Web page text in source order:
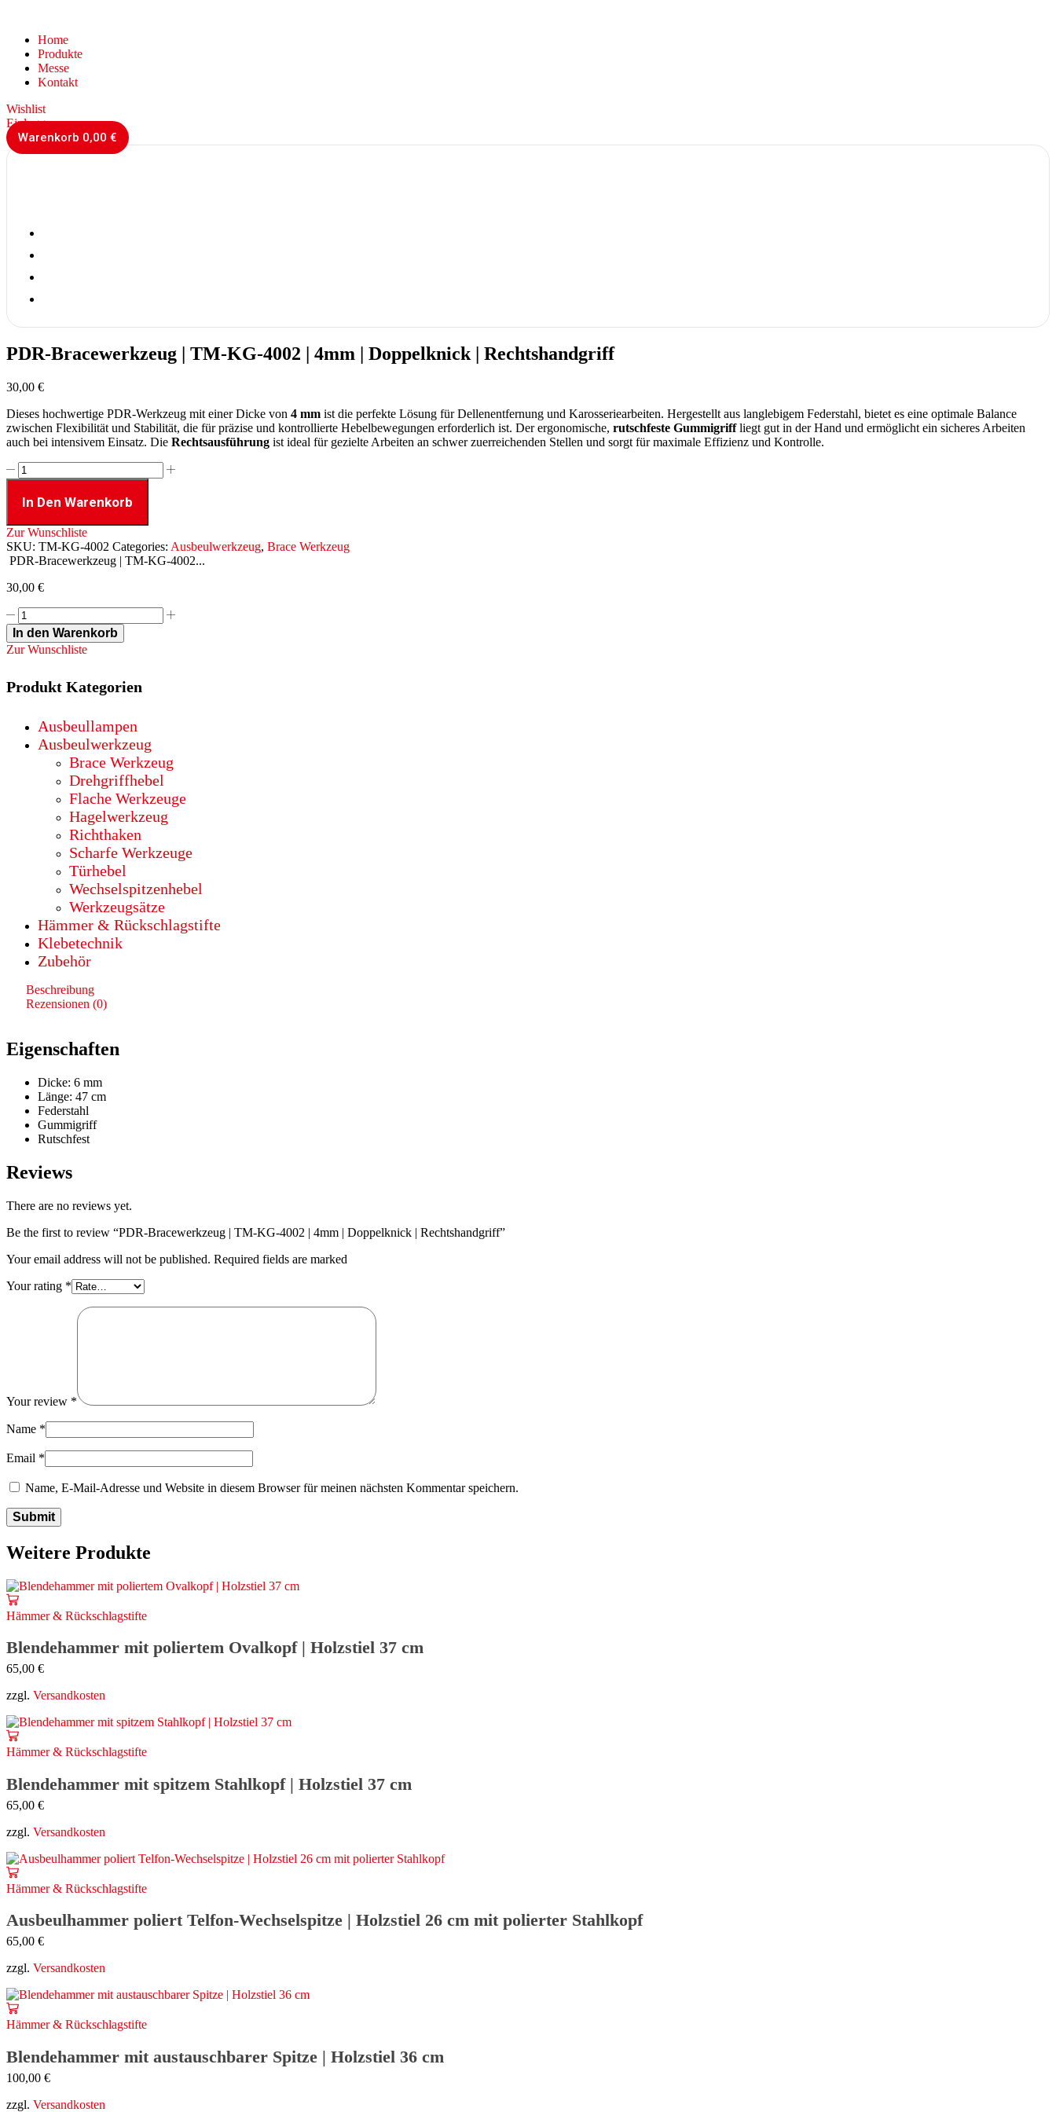
Home
Produkte
Messe
Kontakt
Wishlist
Einloggen
Warenkorb 0,00 €
PDR-Bracewerkzeug | TM-KG-4002 | 4mm | Doppelknick | Rechtshandgriff
30,00 €
Dieses hochwertige PDR-Werkzeug mit einer Dicke von 4 mm ist die perfekte Lösung für Dellenentfernung und Karosseriearbeiten. Hergestellt aus langlebigem Federstahl, bietet es eine optimale Balance
zwischen Flexibilität und Stabilität, die für präzise und kontrollierte Hebelbewegungen erforderlich ist. Der ergonomische, rutschfeste Gummigriffliegt gut in der Hand und ermöglicht ein sicheres Arbeiten
auch bei intensivem Einsatz. Die Rechtsausführung ist ideal für gezielte Arbeiten an schwer zuerreichenden Stellen und sorgt für maximale Effizienz und Kontrolle.
PDR-
Bracewerkzeug
TM-
KG-
4002
|
4mm
|
Doppelknick
|
Rechtshandgriff
Menge
In Den Warenkorb
Zur Wunschliste
SKU: TM-KG-4002 Categories: Ausbeulwerkzeug, Brace Werkzeug
PDR-Bracewerkzeug | TM-KG-4002...
30,00 €
PDR-
Bracewerkzeug
|
TM-
4002
Doppelknick
Rechtshandgriff
In den Warenkorb
Zur Wunschliste
Produkt Kategorien
Ausbeullampen
Ausbeulwerkzeug
Brace Werkzeug
Drehgriffhebel
Flache Werkzeuge
Hagelwerkzeug
Richthaken
Scharfe Werkzeuge
Türhebel
Wechselspitzenhebel
Werkzeugsätze
Hämmer & Rückschlagstifte
Klebetechnik
Zubehör
Beschreibung
Rezensionen (0)
Eigenschaften
Dicke: 6 mm
Länge: 47 cm
Federstahl
Gummigriff
Rutschfest
Reviews
There are no reviews yet.
Be the first to review “PDR-Bracewerkzeug | TM-KG-4002 | 4mm | Doppelknick | Rechtshandgriff”
Your email address will not be published. Required fields are marked
Your rating *
Your review *
Name *
Email *
Name, E-Mail-Adresse und Website in diesem Browser für meinen nächsten Kommentar speichern.
Weitere Produkte
Hämmer & Rückschlagstifte
Blendehammer mit poliertem Ovalkopf | Holzstiel 37 cm
65,00 €
zzgl. Versandkosten
Hämmer & Rückschlagstifte
Blendehammer mit spitzem Stahlkopf | Holzstiel 37 cm
65,00 €
zzgl. Versandkosten
Hämmer & Rückschlagstifte
Ausbeulhammer poliert Telfon-Wechselspitze | Holzstiel 26 cm mit polierter Stahlkopf
65,00 €
zzgl. Versandkosten
Hämmer & Rückschlagstifte
Blendehammer mit austauschbarer Spitze | Holzstiel 36 cm
100,00 €
zzgl. Versandkosten